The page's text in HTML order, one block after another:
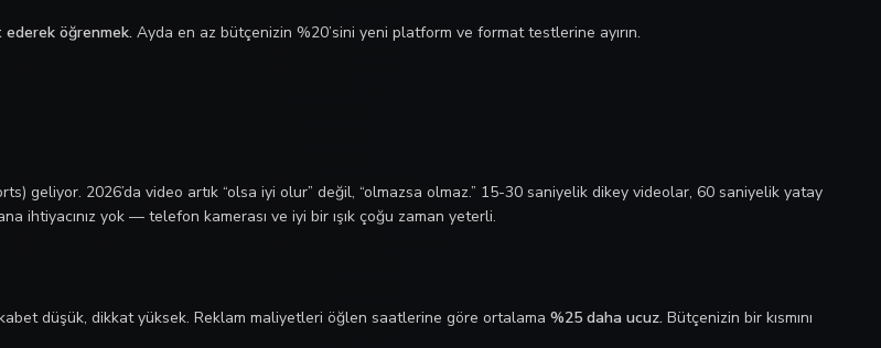
öğrenmek. Ayda en az bütçenizin %20’sini yeni platform ve format testlerine ayırın.
geliyor. 2026’da video artık “olsa iyi olur” değil, “olmazsa olmaz.” 15-30 saniyelik dikey videolar, 60 saniyelik yatay
ihtiyacınız yok — telefon kamerası ve iyi bir ışık çoğu zaman yeterli.
düşük, dikkat yüksek. Reklam maliyetleri öğlen saatlerine göre ortalama %25 daha ucuz. Bütçenizin bir kısmını